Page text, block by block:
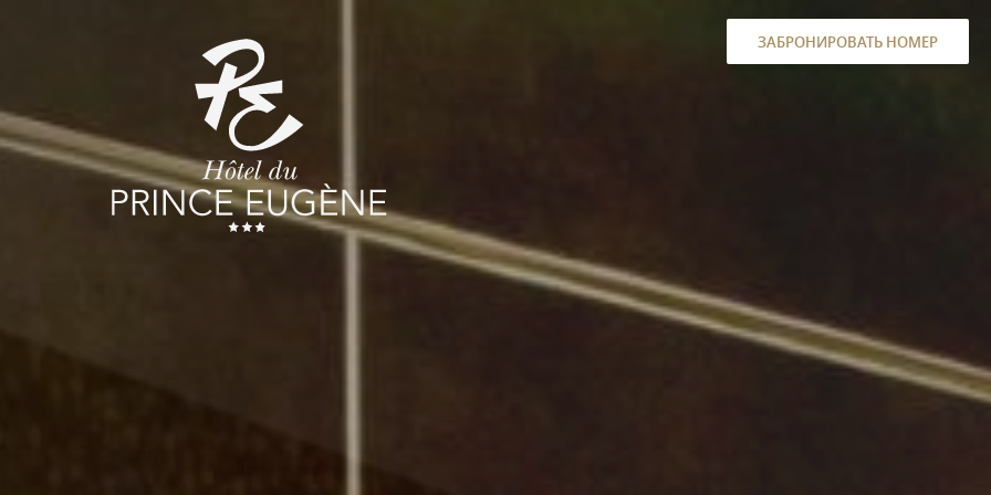
ЗАБРОНИРОВАТЬ НОМЕР